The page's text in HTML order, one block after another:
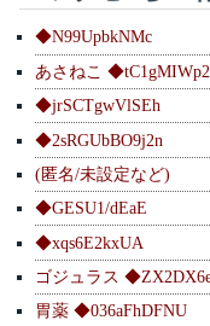
◆N99UpbkNMc
あさねこ
◆jrSCTgwVlSEh
◆2sRGUbBO9j2n
(匿名/未設定など)
◆GESU1/dEaE
◆xqs6E2kxUA
ゴジュラス
胃薬 ◆036aFhDFNU